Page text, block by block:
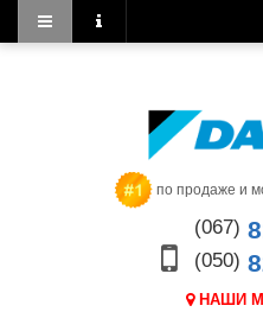
по продаже и
(067)
(050)
НАШИ